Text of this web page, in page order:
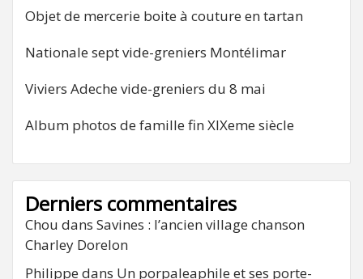
Objet de mercerie boite à couture en tartan
Nationale sept vide-greniers Montélimar
Viviers Adeche vide-greniers du 8 mai
Album photos de famille fin XIXeme siècle
Derniers commentaires
Chou dans Savines : l’ancien village chanson
Charley Dorelon
Philippe dans Un porpaleaphile et ses porte-